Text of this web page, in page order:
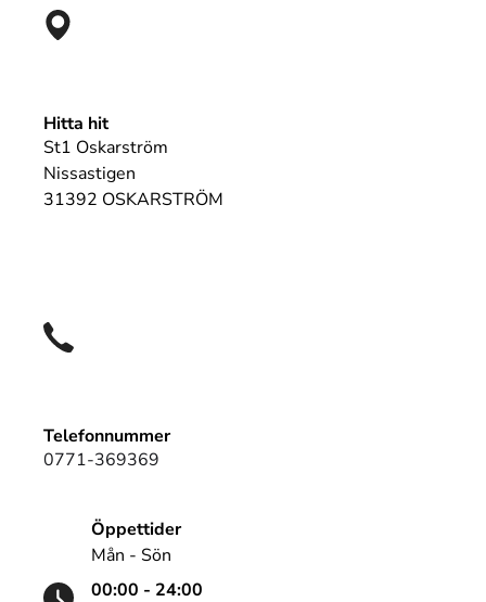
Hitta hit
St1 Oskarström
Nissastigen
31392 OSKARSTRÖM
Telefonnummer
0771-369369
Öppettider
Mån - Sön
00:00 - 24:00